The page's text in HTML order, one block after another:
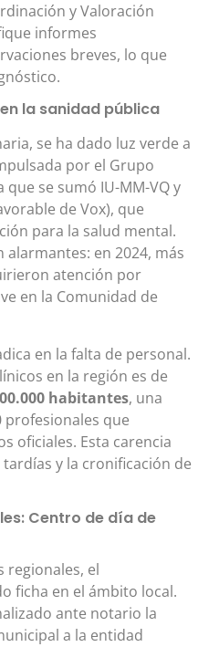
y Valoración
informes
breves, lo que
.
la sanidad pública
se ha dado luz verde a
por el Grupo
que se sumó IU-MM-VQ y
de Vox), que
para la salud mental.
alarmantes: en 2024, más
atención por
en la Comunidad de
en la falta de personal.
en la región es de
habitantes, una
profesionales que
oficiales. Esta carencia
y la cronificación de
Centro de día de
regionales, el
ficha en el ámbito local.
ante notario la
a la entidad